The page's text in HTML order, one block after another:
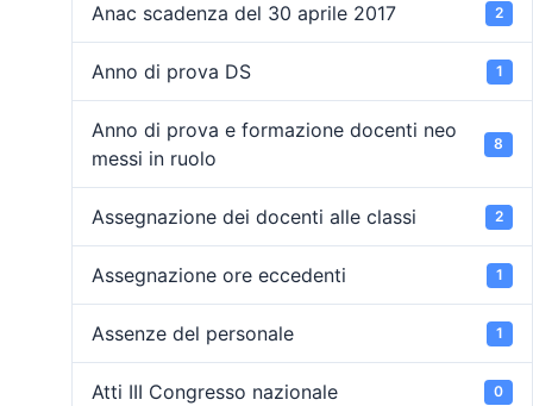
Anac scadenza del 30 aprile 2017 2
Anno di prova DS 1
Anno di prova e formazione docenti neo
messi in ruolo
8
Assegnazione dei docenti alle classi 2
Assegnazione ore eccedenti 1
Assenze del personale 1
Atti III Congresso nazionale 0